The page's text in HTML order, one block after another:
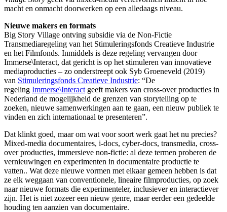
macht en onmacht doorwerken op een alledaags niveau.
Nieuwe makers en formats
Big Story Village ontving subsidie via de Non-Fictie
Transmediaregeling van het Stimuleringsfonds Creatieve Industrie
en het Filmfonds. Inmiddels is deze regeling vervangen door
Immerse\Interact, dat gericht is op het stimuleren van innovatieve
mediaproducties – zo onderstreept ook Syb Groeneveld (2019)
van Stimuleringsfonds Creatieve Industrie: “De
regeling Immerse\Interact geeft makers van cross-over producties in
Nederland de mogelijkheid de grenzen van storytelling op te
zoeken, nieuwe samenwerkingen aan te gaan, een nieuw publiek te
vinden en zich internationaal te presenteren”.
Dat klinkt goed, maar om wat voor soort werk gaat het nu precies?
Mixed-media documentaires, i-docs, cyber-docs, transmedia, cross-
over producties, immersieve non-fictie: al deze termen proberen de
vernieuwingen en experimenten in documentaire productie te
vatten.. Wat deze nieuwe vormen met elkaar gemeen hebben is dat
ze elk weggaan van conventionele, lineaire filmproducties, op zoek
naar nieuwe formats die experimenteler, inclusiever en interactiever
zijn. Het is niet zozeer een nieuw genre, maar eerder een gedeelde
houding ten aanzien van documentaire.